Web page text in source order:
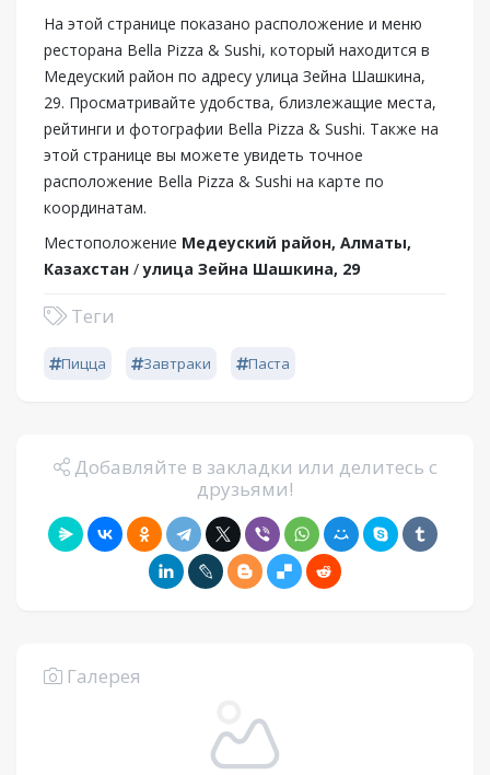
На этой странице показано расположение и меню
ресторана Bella Pizza & Sushi, который находится в
Медеуский район по адресу улица Зейна Шашкина,
29. Просматривайте удобства, близлежащие места,
рейтинги и фотографии Bella Pizza & Sushi. Также на
этой странице вы можете увидеть точное
расположение Bella Pizza & Sushi на карте по
координатам.
Местоположение Медеуский район, Алматы,
Казахстан /улица Зейна Шашкина, 29
Теги
Пицца Завтраки Паста
Добавляйте в закладки или делитесь с
друзьями!
Галерея